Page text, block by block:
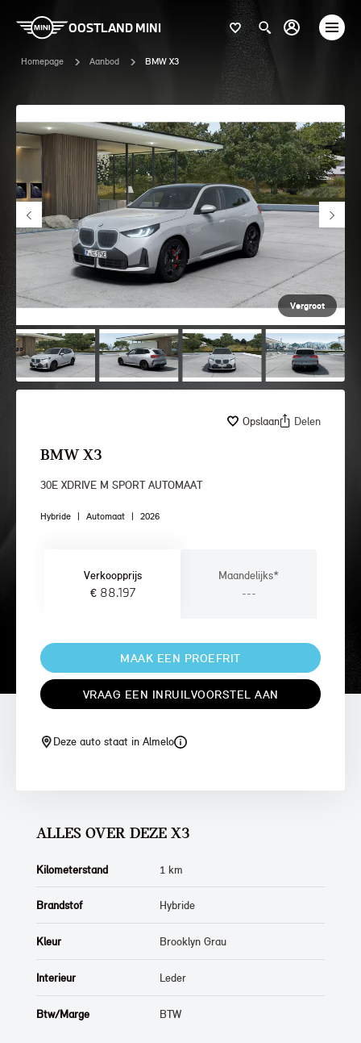
OOSTLAND MINI
Homepage Aanbod BMW X3
Vergroot
Opslaan Delen
BMW X3
30E XDRIVE M SPORT AUTOMAAT
Hybride | Automaat | 2026
Verkoopprijs
€ 88.197
Maandelijks*
---
MAAK EEN PROEFRIT
VRAAG EEN INRUILVOORSTEL AAN
Deze auto staat in Almelo
ALLES OVER DEZE X3
Kilometerstand 1 km
Brandstof Hybride
Kleur Brooklyn Grau
Interieur Leder
Btw/Marge BTW